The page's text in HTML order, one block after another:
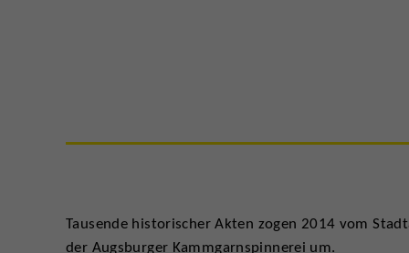
Tausende historischer Akten zogen 2014 vom
der Augsburger Kammgarnspinnerei um.